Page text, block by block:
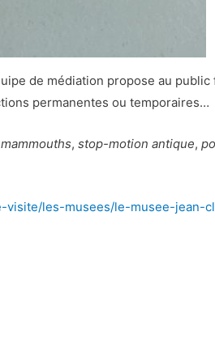
de médiation propose au
permanentes ou temporaires…
, stop-motion antique,
visite/les-musees/le-musee-jean-